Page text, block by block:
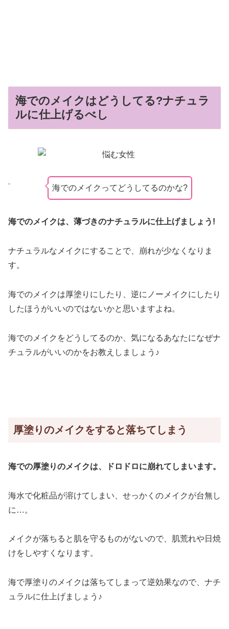
海でのメイクはどうしてる?ナチュラ
ルに仕上げるべし
海でのメイクってどうしてるのかな?
海でのメイクは、 薄づきのナチュラルに仕上げましょう!
ナチュラルなメイクにすることで、崩れが少なくなりま
す。
海でのメイクは厚塗りにしたり、逆にノーメイクにしたり
したほうがいいのではないかと思いますよね。
海でのメイクをどうしてるのか、気になるあなたになぜナ
チュラルがいいのかをお教えしましょう♪
厚塗りのメイクをすると落ちてしまう
海での厚塗りのメイクは、ドロドロに崩れて しまいます。
海水で化粧品が溶けてしまい、せっかくのメイクが台無し
に…。
メイクが落ちると肌を守るものがないので、肌荒れや日焼
けをしやすくなります。
海で厚塗りのメイクは落ちてしまって逆効果なので、ナチ
ュラルに仕上げましょう♪